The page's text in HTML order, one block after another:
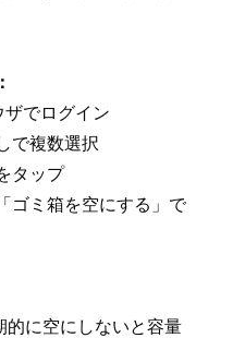
ザでログイン
で複数選択
タップ
ゴミ箱を空にする」で
的に空にしないと容量